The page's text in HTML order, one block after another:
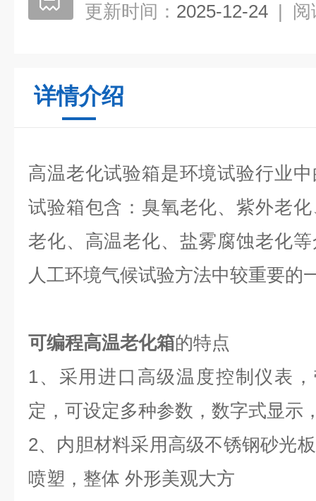
更新时间： 2025-12-24 | 阅
详情介绍
高温老化试验箱是环境试验行业
试验箱包含：臭氧老化、紫外老
老化、高温老化、盐雾腐蚀老化
人工环境气候试验方法中较重要的
可编程高温老化箱的特点
1、采用进口高级温度控制仪表
定，可设定多种参数，数字式显示
2、内胆材料采用高级不锈钢砂光
喷塑，整体 外形美观大方